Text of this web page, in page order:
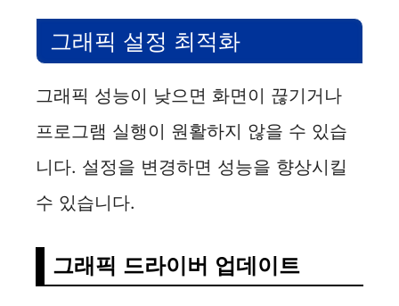
그래픽 설정 최적화
그래픽 성능이 낮으면 화면이 끊기거나
프로그램 실행이 원활하지 않을 수 있습
니다. 설정을 변경하면 성능을 향상시킬
수 있습니다.
그래픽 드라이버 업데이트